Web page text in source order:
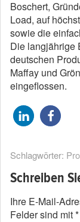
Boschert,
Load, auf
sowie die
Die langjährige
deutschen
Maffay und
eingeflossen.
Schlagwörter:
Schreiben
Ihre E-Mail-
Felder sind mit*